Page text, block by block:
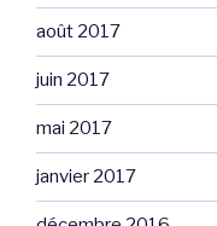
août 2017
juin 2017
mai 2017
janvier 2017